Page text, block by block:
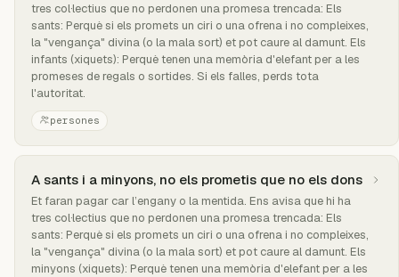
tres col·lectius que no perdonen una promesa trencada: Els
sants: Perquè si els promets un ciri o una ofrena i no compleixes,
la "vengança" divina (o la mala sort) et pot caure al damunt. Els
infants (xiquets): Perquè tenen una memòria d'elefant per a les
promeses de regals o sortides. Si els falles, perds tota
l'autoritat.
persones
A sants i a minyons, no els prometis que no els dons
Et faran pagar car l’engany o la mentida. Ens avisa que hi ha
tres col·lectius que no perdonen una promesa trencada: Els
sants: Perquè si els promets un ciri o una ofrena i no compleixes,
la "vengança" divina (o la mala sort) et pot caure al damunt. Els
minyons (xiquets): Perquè tenen una memòria d'elefant per a les